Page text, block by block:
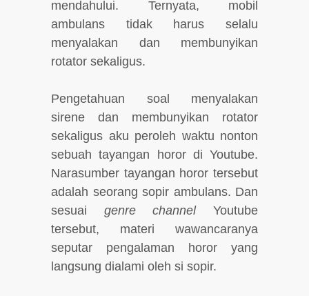
mendahului. Ternyata, mobil
ambulans tidak harus selalu
menyalakan dan membunyikan
rotator sekaligus.
Pengetahuan soal menyalakan
sirene dan membunyikan rotator
sekaligus aku peroleh waktu nonton
sebuah tayangan horor di Youtube.
Narasumber tayangan horor tersebut
adalah seorang sopir ambulans. Dan
sesuai genre channelYoutube
tersebut, materi wawancaranya
seputar pengalaman horor yang
langsung dialami oleh si sopir.